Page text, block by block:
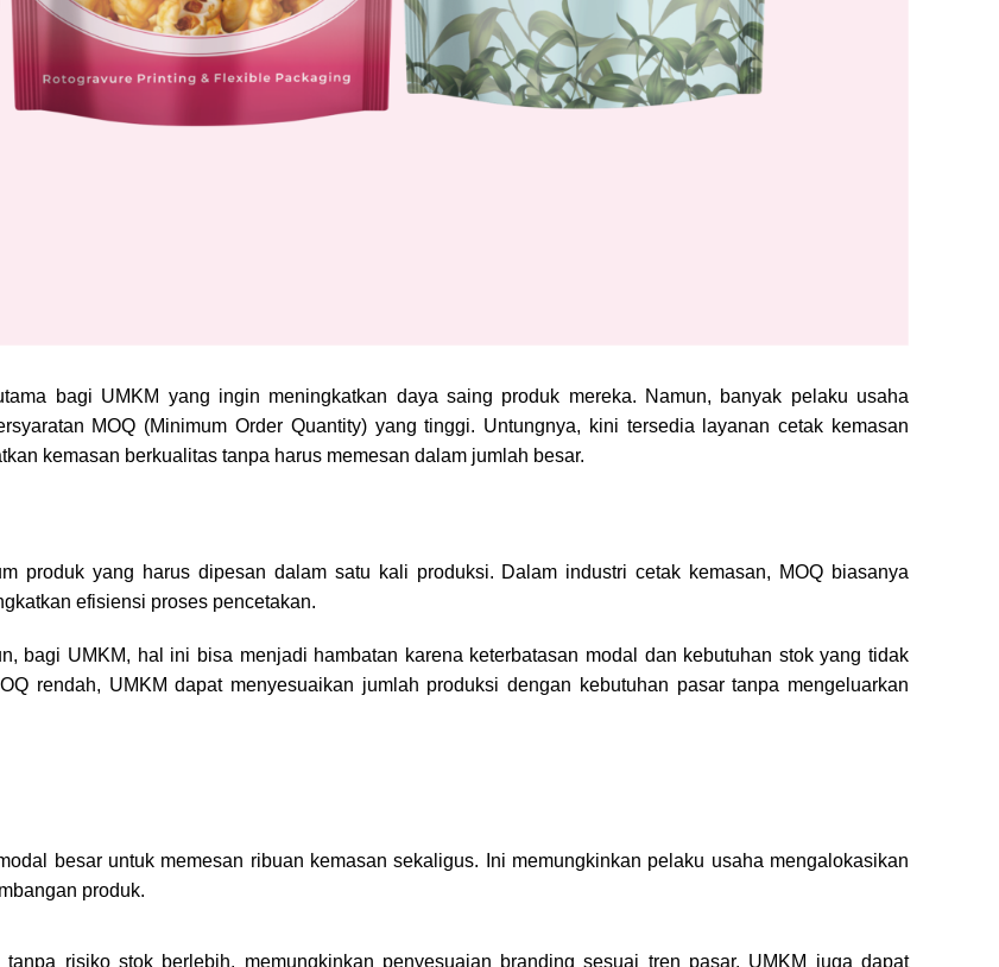
bagi UMKM yang ingin meningkatkan daya saing produk mereka. Namun, banyak pelaku usaha
MOQ (Minimum Order Quantity) yang tinggi. Untungnya, kini tersedia layanan cetak kemasan
kemasan berkualitas tanpa harus memesan dalam jumlah besar.
produk yang harus dipesan dalam satu kali produksi. Dalam industri cetak kemasan, MOQ biasanya
efisiensi proses pencetakan.
bagi UMKM, hal ini bisa menjadi hambatan karena keterbatasan modal dan kebutuhan stok yang tidak
rendah, UMKM dapat menyesuaikan jumlah produksi dengan kebutuhan pasar tanpa mengeluarkan
besar untuk memesan ribuan kemasan sekaligus. Ini memungkinkan pelaku usaha mengalokasikan
produk.
risiko stok berlebih, memungkinkan penyesuaian branding sesuai tren pasar. UMKM juga dapat